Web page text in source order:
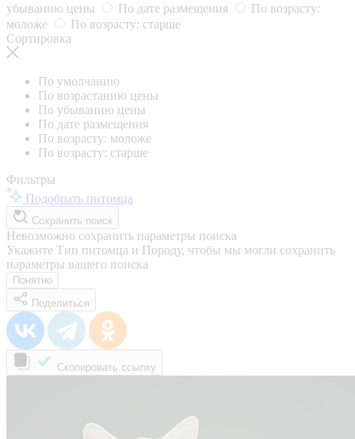
убыванию цены
По дате размещения
По возрасту:
моложе
По возрасту: старше
Сортировка
По умолчанию
По возрастанию цены
По убыванию цены
По дате размещения
По возрасту: моложе
По возрасту: старше
Фильтры
Подобрать питомца
Сохранить поиск
Невозможно сохранить параметры поиска
Укажите Тип питомца и Породу, чтобы мы могли сохранить
параметры вашего поиска
Понятно
Поделиться
Скопировать ссылку